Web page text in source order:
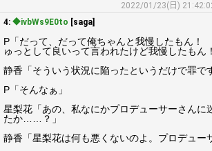
2022/01/23(日)
4: ◆ivbWs9E0to [saga]
P「だって、だって俺ちゃんと我慢したもん！
ゅっとして良いって言われたけど我慢したもん
静香「そういう状況に陥ったというだけで罪で
P「そんなぁ」
星梨花「あの、私なにかプロデューサーさんに
たか……？」
静香「星梨花は何も悪くないのよ。プロデュー